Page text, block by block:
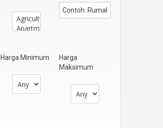
Harga Minimum
Harga
Maksimum